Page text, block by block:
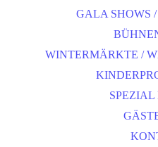
GALA SHOWS
MAGISCHE
MAGISCHE
WAHNSINNS
DISCO-
SPEZIAL
WINTERMÄRKTE /
MAGISCHE
MAGISCHE
OUTDOOR
SPEZIAL